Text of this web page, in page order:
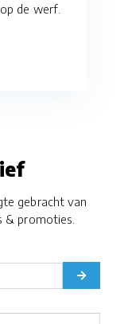
de werf.
gebracht van
& promoties.